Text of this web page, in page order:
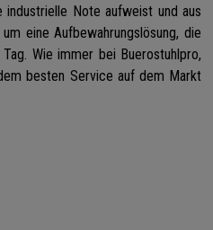
industrielle Note aufweist und aus
eine Aufbewahrungslösung, die
Wie immer bei Buerostuhlpro,
besten Service auf dem Markt